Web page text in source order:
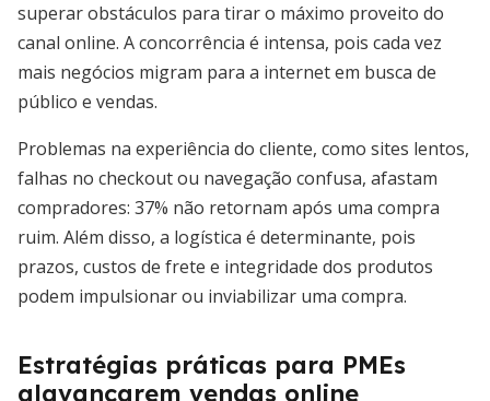
superar obstáculos para tirar o máximo proveito do
canal online. A concorrência é intensa, pois cada vez
mais negócios migram para a internet em busca de
público e vendas.
Problemas na experiência do cliente, como sites lentos,
falhas no checkout ou navegação confusa, afastam
compradores: 37% não retornam após uma compra
ruim. Além disso, a logística é determinante, pois
prazos, custos de frete e integridade dos produtos
podem impulsionar ou inviabilizar uma compra.
Estratégias práticas para PMEs
alavancarem vendas online